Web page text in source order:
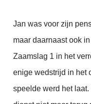
Jan was voor zijn
maar daarnaast ook
Zaamslag 1 in het
enige wedstrijd in het
speelde werd het